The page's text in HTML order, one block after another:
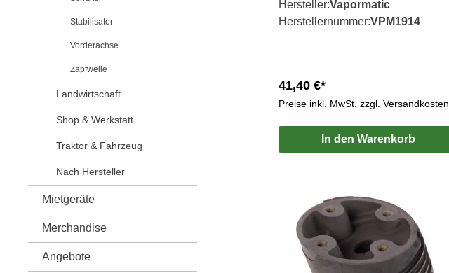
Stabilisator
Vorderachse
Zapfwelle
Landwirtschaft
Shop & Werkstatt
Traktor & Fahrzeug
Nach Hersteller
Mietgeräte
Merchandise
Angebote
Hersteller:Vapormatic
Herstellernummer:VPM1914
41,40 €*
Preise inkl. MwSt. zzgl. Versandkosten
In den Warenkorb